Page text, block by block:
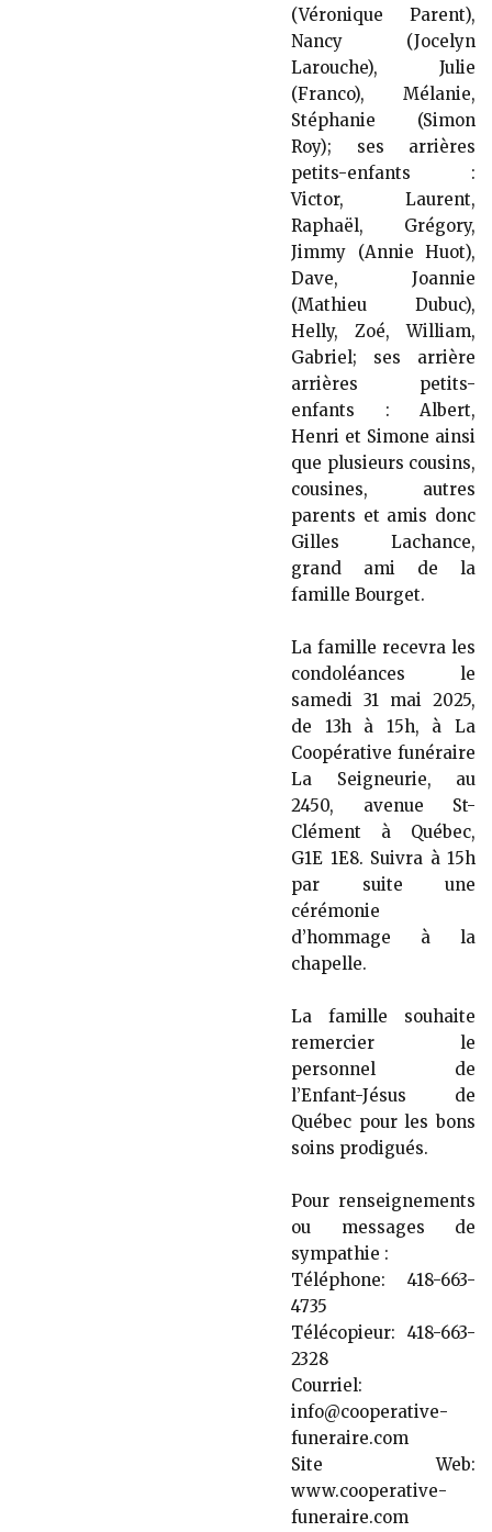
(Véronique Parent),
Nancy (Jocelyn
Larouche), Julie
(Franco), Mélanie,
Stéphanie (Simon
Roy); ses arrières
petits-enfants :
Victor, Laurent,
Raphaël, Grégory,
Jimmy (Annie Huot),
Dave, Joannie
(Mathieu Dubuc),
Helly, Zoé, William,
Gabriel; ses arrière
arrières petits-
enfants : Albert,
Henri et Simone ainsi
que plusieurs cousins,
cousines, autres
parents et amis donc
Gilles Lachance,
grand ami de la
famille Bourget.
La famille recevra les
condoléances le
samedi 31 mai 2025,
de 13h à 15h, à La
Coopérative funéraire
La Seigneurie, au
2450, avenue St-
Clément à Québec,
G1E 1E8. Suivra à 15h
par suite une
cérémonie
d’hommage à la
chapelle.
La famille souhaite
remercier le
personnel de
l’Enfant-Jésus de
Québec pour les bons
soins prodigués.
Pour renseignements
ou messages de
sympathie :
Téléphone: 418-663-
4735
Télécopieur: 418-663-
2328
Courriel:
info@cooperative-
funeraire.com
Site Web:
www.cooperative-
funeraire.com